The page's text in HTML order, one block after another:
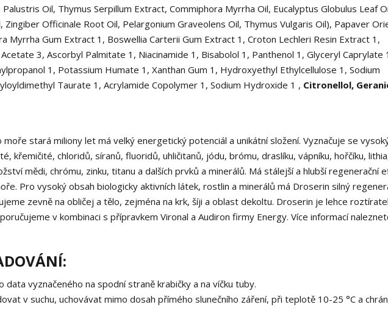
Oil, Thymus Serpillum Extract, Commiphora Myrrha Oil, Eucalyptus Globulus Leaf
Zingiber Officinale Root Oil, Pelargonium Graveolens Oil, Thymus Vulgaris Oil), Papaver
Myrrha Gum Extract 1 , Boswellia Carterii Gum Extract 1 , Croton Lechleri Resin Extract 1 ,
3, Ascorbyl Palmitate 1 , Niacinamide 1 , Bisabolol 1 , Panthenol 1 , Glyceryl Caprylate 1
1 , Potassium Humate 1 , Xanthan Gum 1 , Hydroxyethyl Ethylcellulose 1 , Sodium
Taurate 1 , Acrylamide Copolymer 1 , Sodium Hydroxide 1 , Citronellol,
stará miliony let má velký energetický potenciál a unikátní složení. Vyznačuje se
křemičité, chloridů, síranů, fluoridů, uhličitanů, jódu, brómu, draslíku, vápníku, hořčíku,
mědi, chrómu, zinku, titanu a dalších prvků a minerálů. Má stálejší a hlubší regenerační
Pro vysoký obsah biologicky aktivních látek, rostlin a minerálů má Droserin silný
zevně na obličej a tělo, zejména na krk, šíji a oblast dekoltu. Droserin je lehce
v kombinaci s přípravkem Vironal a Audiron firmy Energy. Více informací
vyznačeného na spodní straně krabičky a na víčku tuby.
v suchu, uchovávat mimo dosah přímého slunečního záření, při teplotě 10-25 °C a